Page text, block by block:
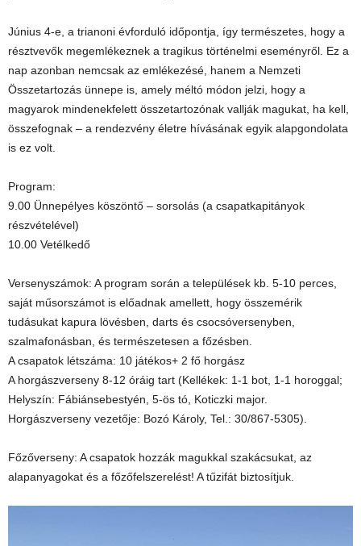
Június 4-e, a trianoni évforduló időpontja, így természetes, hogy a
résztvevők megemlékeznek a tragikus történelmi eseményről. Ez a
nap azonban nemcsak az emlékezésé, hanem a Nemzeti
Összetartozás ünnepe is, amely méltó módon jelzi, hogy a
magyarok mindenekfelett összetartozónak vallják magukat, ha kell,
összefognak – a rendezvény életre hívásának egyik alapgondolata
is ez volt.
Program:
9.00 Ünnepélyes köszöntő – sorsolás (a csapatkapitányok
részvételével)
10.00 Vetélkedő
Versenyszámok: A program során a települések kb. 5-10 perces,
saját műsorszámot is előadnak amellett, hogy összemérik
tudásukat kapura lövésben, darts és csocsóversenyben,
szalmafonásban, és természetesen a főzésben.
A csapatok létszáma: 10 játékos+ 2 fő horgász
A horgászverseny 8-12 óráig tart (Kellékek: 1-1 bot, 1-1 horoggal;
Helyszín: Fábiánsebestyén, 5-ös tó, Koticzki major.
Horgászverseny vezetője: Bozó Károly, Tel.: 30/867-5305).
Főzőverseny: A csapatok hozzák magukkal szakácsukat, az
alapanyagokat és a főzőfelszerelést! A tűzifát biztosítjuk.